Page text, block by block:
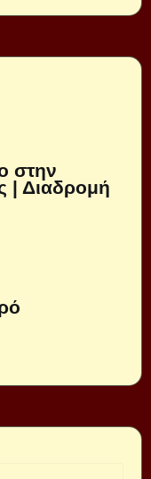
στην
| Διαδρομή